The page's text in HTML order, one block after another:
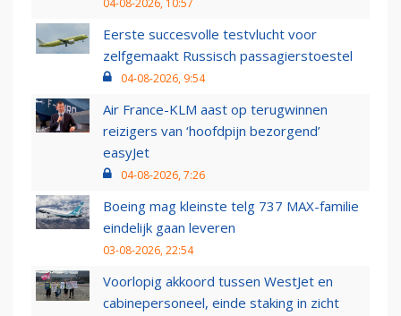
04-08-2026, 10:57
Eerste succesvolle testvlucht voor
zelfgemaakt Russisch passagierstoestel
04-08-2026, 9:54
Air France-KLM aast op terugwinnen
reizigers van ‘hoofdpijn bezorgend’
easyJet
04-08-2026, 7:26
Boeing mag kleinste telg 737 MAX-familie
eindelijk gaan leveren
03-08-2026, 22:54
Voorlopig akkoord tussen WestJet en
cabinepersoneel, einde staking in zicht